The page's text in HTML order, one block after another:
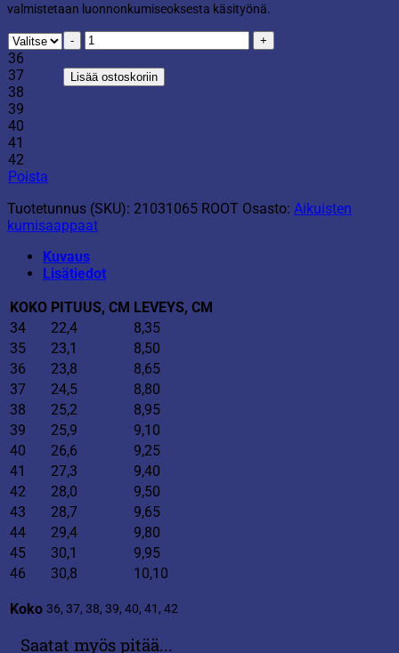
valmistetaan luonnonkumiseoksesta käsityönä.
36
37
38
39
40
41
42
Poista
Hai
kumisaapas
päärynä
määrä
Lisää ostoskoriin
Tuotetunnus (SKU): 21031065 ROOT Osasto: Aikuisten
kumisaappaat
Kuvaus
Lisätiedot
KOKO PITUUS, CM LEVEYS, CM
34
22,4
8,35
35
23,1
8,50
36
23,8
8,65
37
24,5
8,80
38
25,2
8,95
39
25,9
9,10
40
26,6
9,25
41
27,3
9,40
42
28,0
9,50
43
28,7
9,65
44
29,4
9,80
45
30,1
9,95
46
30,8 10,10
Koko 36, 37, 38, 39, 40, 41, 42
Saatat myös pitää...